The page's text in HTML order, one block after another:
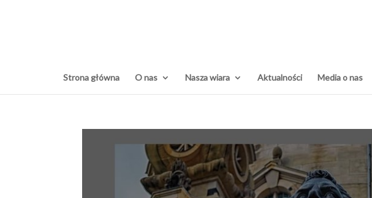
Strona główna O nas Nasza wiara Aktualności Media o nas